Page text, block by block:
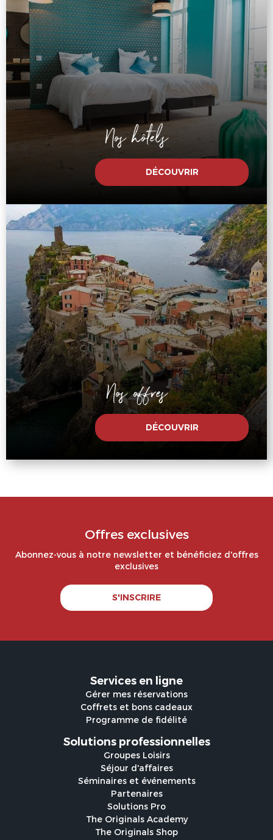
Nos hôtels
DÉCOUVRIR
Nos offres
DÉCOUVRIR
Offres exclusives
Abonnez-vous à notre newsletter et bénéficiez d'offres
exclusives
S'INSCRIRE
Services en ligne
Gérer mes réservations
Coffrets et bons cadeaux
Programme de fidélité
Solutions professionnelles
Groupes Loisirs
Séjour d'affaires
Séminaires et événements
Partenaires
Solutions Pro
The Originals Academy
The Originals Shop